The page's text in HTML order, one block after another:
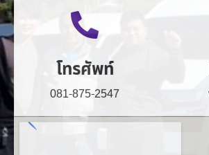
โทรศัพท์
081-875-2547